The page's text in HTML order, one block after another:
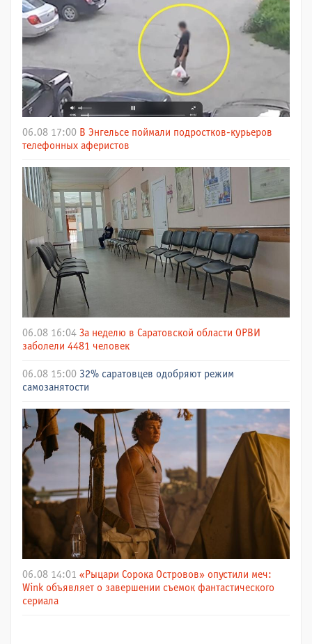
06.08 17:00 В Энгельсе поймали подростков-курьеров
телефонных аферистов
06.08 16:04 За неделю в Саратовской области ОРВИ
заболели 4481 человек
06.08 15:00 32% саратовцев одобряют режим
самозанятости
06.08 14:01 «Рыцари Сорока Островов» опустили меч:
Wink объявляет о завершении съемок фантастического
сериала